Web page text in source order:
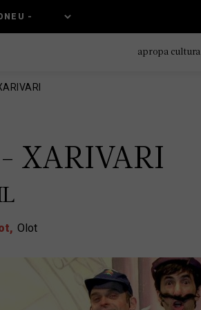
apropa cultura
XARIVARI
Olot